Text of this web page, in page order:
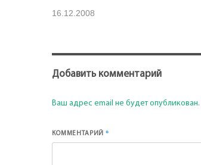
16.12.2008
Добавить комментарий
Ваш адрес email не будет опубликован.
КОММЕНТАРИЙ*